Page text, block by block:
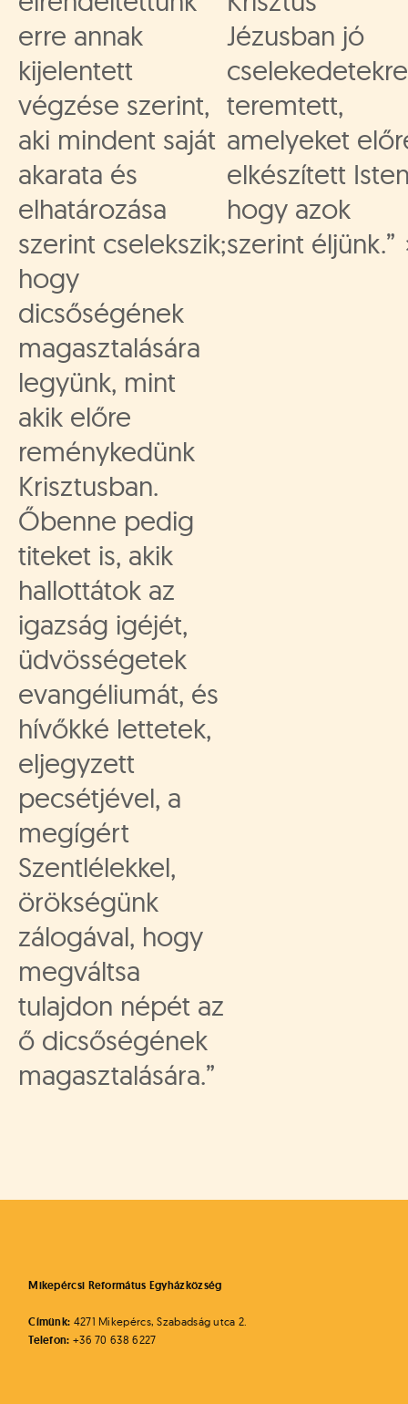
erre annak
kijelentett
végzése szerint,
aki mindent saját
akarata és
elhatározása
szerint cselekszik;
hogy
dicsőségének
magasztalására
legyünk, mint
akik előre
reménykedünk
Krisztusban.
Őbenne pedig
titeket is, akik
hallottátok az
igazság igéjét,
üdvösségetek
evangéliumát, és
hívőkké lettetek,
eljegyzett
pecsétjével, a
megígért
Szentlélekkel,
örökségünk
zálogával, hogy
megváltsa
tulajdon népét az
ő dicsőségének
magasztalására.”
Jézusban jó
cselekedetekre
teremtett,
amelyeket
elkészített
hogy azok
szerint éljünk.”
Mikepércsi Református Egyházközség
Címünk: 4271 Mikepércs, Szabadság utca 2.
Telefon: +36 70 638 6227